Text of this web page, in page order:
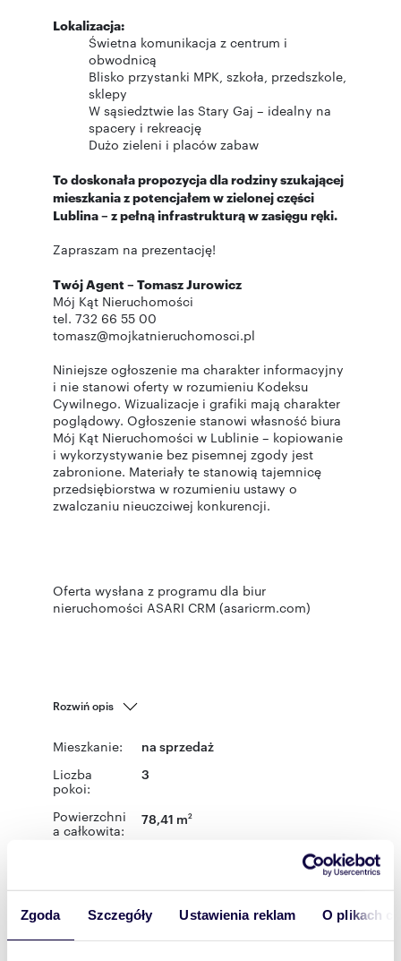
Zgoda Szczegóły Ustawienia reklam O plikach
Lokalizacja:
Świetna komunikacja z centrum i
obwodnicą
Blisko przystanki MPK, szkoła, przedszkole,
sklepy
W sąsiedztwie las Stary Gaj – idealny na
spacery i rekreację
Dużo zieleni i placów zabaw
To doskonała propozycja dla rodziny szukającej
mieszkania z potencjałem w zielonej części
Lublina – z pełną infrastrukturą w zasięgu ręki.
Zapraszam na prezentację!
Twój Agent – Tomasz Jurowicz
Mój Kąt Nieruchomości
tel. 732 66 55 00
tomasz@mojkatnieruchomosci.pl
Niniejsze ogłoszenie ma charakter informacyjny
i nie stanowi oferty w rozumieniu Kodeksu
Cywilnego. Wizualizacje i grafiki mają charakter
poglądowy. Ogłoszenie stanowi własność biura
Mój Kąt Nieruchomości w Lublinie – kopiowanie
i wykorzystywanie bez pisemnej zgody jest
zabronione. Materiały te stanowią tajemnicę
przedsiębiorstwa w rozumieniu ustawy o
zwalczaniu nieuczciwej konkurencji.
Oferta wysłana z programu dla biur
nieruchomości ASARI CRM (asaricrm.com)
Rozwiń opis
Mieszkanie: na sprzedaż
Liczba
pokoi:
3
Powierzchni
a całkowita:
78,41 m2
powiat:
miejscowość:Lublinulica:
Podobne oferty w tej lokalizacji